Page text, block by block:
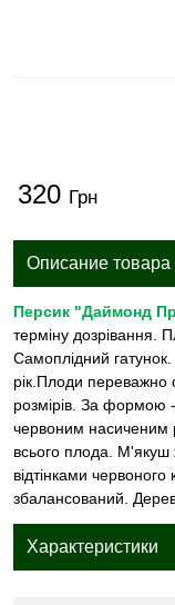
320 Грн
Описание товара
Персик "Даймонд
терміну дозрівання.
Самоплідний
рік.Плоди переважно
розмірів. За формою -
червоним насиченим
всього плода. М'якуш
відтінками
збалансований.
Характеристики